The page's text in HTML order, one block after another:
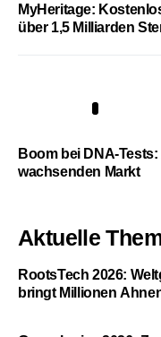
MyHeritage:
über 1,5 Milliarden
Boom bei DNA-
wachsenden Markt
Aktuelle
RootsTech 2026:
bringt Millionen